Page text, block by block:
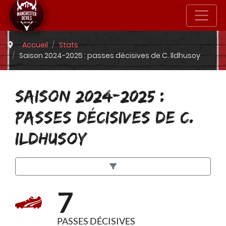
Accueil
Stats
Saison 2024-2025 : passes décisives de C. Ildhusoy
SAISON 2024-2025 :
PASSES DÉCISIVES DE C.
ILDHUSOY
7
PASSES DÉCISIVES